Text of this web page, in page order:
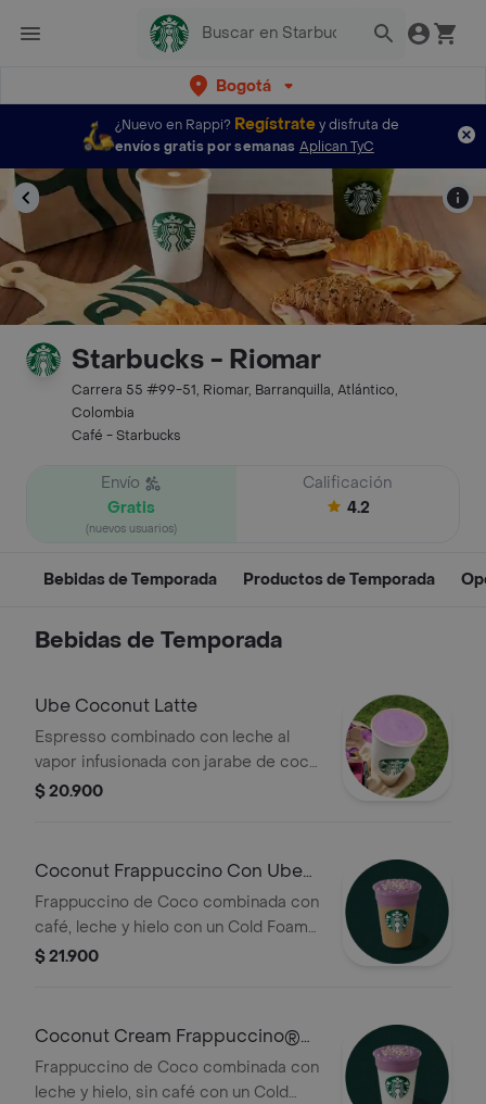
Bogotá
¿Nuevo en Rappi? Regístratey disfruta de
envíos gratis por semanas Aplican TyC
Starbucks - Riomar
Carrera 55 #99-51, Riomar, Barranquilla, Atlántico,
Colombia
Café - Starbucks
Envío
Gratis
(nuevos usuarios)
Calificación
4.2
Bebidas de Temporada Productos de Temporada
Bebidas de Temporada
Ube Coconut Latte
Espresso combinado con leche al
vapor infusionada con jarabe de coco
y polvo de Ube, creando una espuma
$ 20.900
Coconut Frappuccino Con Ube
Cold Foam
Frappuccino de Coco combinada con
café, leche y hielo con un Cold Foam
dulce con sabor a Ube, un ingrediente
$ 21.900
Coconut Cream Frappuccino®
con Ube Cold Foam
Frappuccino de Coco combinada con
leche y hielo, sin café con un Cold